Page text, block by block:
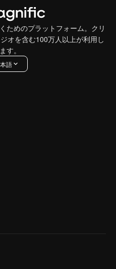
ためのプラットフォーム。クリ
オを含む100万人以上が利用し
す。
語